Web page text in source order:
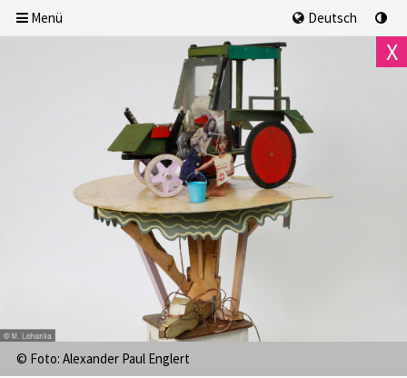
© Foto: Alexander Paul Englert
X
Menü Deutsch
We, 5.8.2026